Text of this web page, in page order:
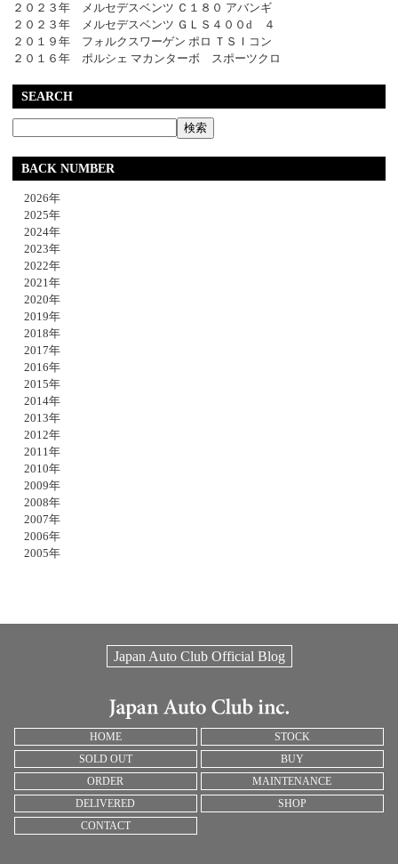
２０２３年 メルセデスベンツ Ｃ１８０ アバンギ
２０２３年 メルセデスベンツ ＧＬＳ４００d ４
２０１９年 フォルクスワーゲン ポロ ＴＳＩコン
２０１６年 ポルシェ マカンターボ スポーツクロ
SEARCH
BACK NUMBER
2026年
2025年
2024年
2023年
2022年
2021年
2020年
2019年
2018年
2017年
2016年
2015年
2014年
2013年
2012年
2011年
2010年
2009年
2008年
2007年
2006年
2005年
Japan Auto Club Official Blog
HOME
STOCK
SOLD OUT
BUY
ORDER
MAINTENANCE
DELIVERED
SHOP
CONTACT